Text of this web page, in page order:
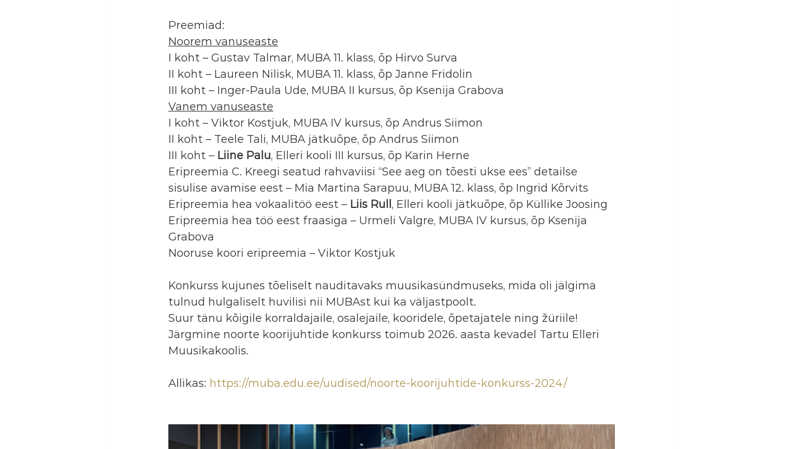
Preemiad:
Noorem vanuseaste
I koht – Gustav Talmar, MUBA 11. klass, õp Hirvo Surva
II koht – Laureen Nilisk, MUBA 11. klass, õp Janne Fridolin
III koht – Inger-Paula Ude, MUBA II kursus, õp Ksenija Grabova
Vanem vanuseaste
I koht – Viktor Kostjuk, MUBA IV kursus, õp Andrus Siimon
II koht – Teele Tali, MUBA jätkuõpe, õp Andrus Siimon
III koht – Liine Palu, Elleri kooli III kursus, õp Karin Herne
Eripreemia C. Kreegi seatud rahvaviisi “See aeg on tõesti ukse ees” detailse
sisulise avamise eest – Mia Martina Sarapuu, MUBA 12. klass, õp Ingrid Kõrvits
Eripreemia hea vokaalitöö eest – Liis Rull , Elleri kooli jätkuõpe, õp Küllike Joosing
Eripreemia hea töö eest fraasiga – Urmeli Valgre, MUBA IV kursus, õp Ksenija
Grabova
Nooruse koori eripreemia – Viktor Kostjuk
Konkurss kujunes tõeliselt nauditavaks muusikasündmuseks, mida oli jälgima
tulnud hulgaliselt huvilisi nii MUBAst kui ka väljastpoolt.
Suur tänu kõigile korraldajaile, osalejaile, kooridele, õpetajatele ning žüriile!
Järgmine noorte koorijuhtide konkurss toimub 2026. aasta kevadel Tartu Elleri
Muusikakoolis.
Allikas: https://muba.edu.ee/uudised/noorte-koorijuhtide-konkurss-2024/